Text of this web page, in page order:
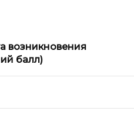
возникновения
балл)